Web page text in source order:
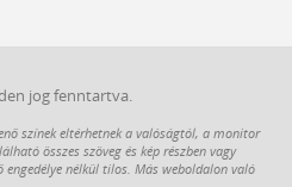
jog fenntartva.
színek eltérhetnek a valóságtól, a monitor
összes szöveg és kép részben vagy
engedélye nélkül tilos. Más weboldalon való